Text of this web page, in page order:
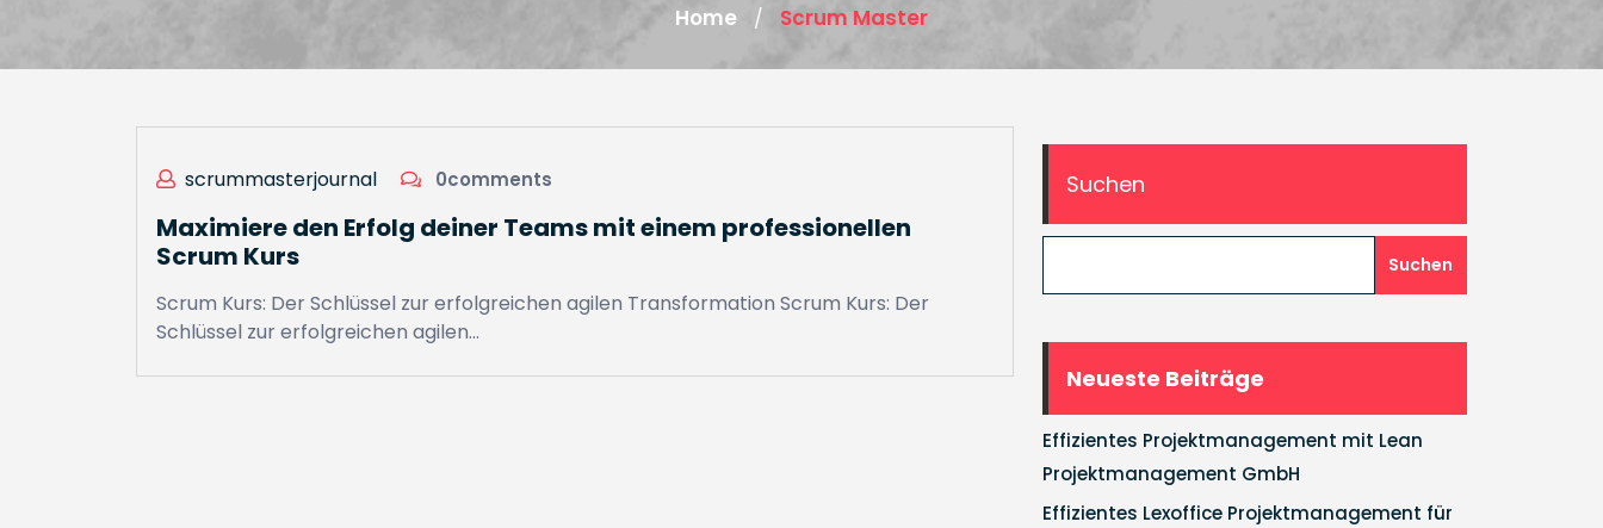
Home / Scrum Master
scrummasterjournal 0comments
Maximiere den Erfolg deiner Teams mit einem professionellen
Scrum Kurs
Scrum Kurs: Der Schlüssel zur erfolgreichen agilen Transformation Scrum Kurs: Der
Schlüssel zur erfolgreichen agilen…
Suchen
Suchen
Neueste Beiträge
Effizientes Projektmanagement mit Lean
Projektmanagement GmbH
Effizientes Lexoffice Projektmanagement für